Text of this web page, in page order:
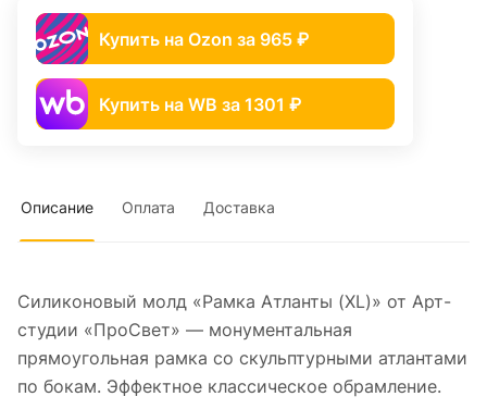
Купить на Ozon за 965 ₽
Купить на WB за 1301 ₽
Описание Оплата Доставка
Силиконовый молд «Рамка Атланты (XL)» от Арт-
студии «ПроСвет» — монументальная
прямоугольная рамка со скульптурными атлантами
по бокам. Эффектное классическое обрамление.